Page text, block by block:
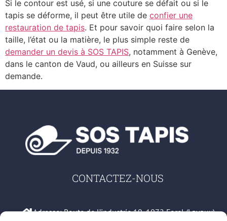
Si le contour est usé, si une couture se défait ou si le
tapis se déforme, il peut être utile de confier une
restauration de tapis. Et pour savoir quoi faire selon la
taille, l’état ou la matière, le plus simple reste de
demander un devis à SOS TAPIS, notamment à Genève,
dans le canton de Vaud, ou ailleurs en Suisse sur
demande.
CONTACTEZ-NOUS
Adresse: Route de l’industrie 19, 1072 Forel (Lavaux)